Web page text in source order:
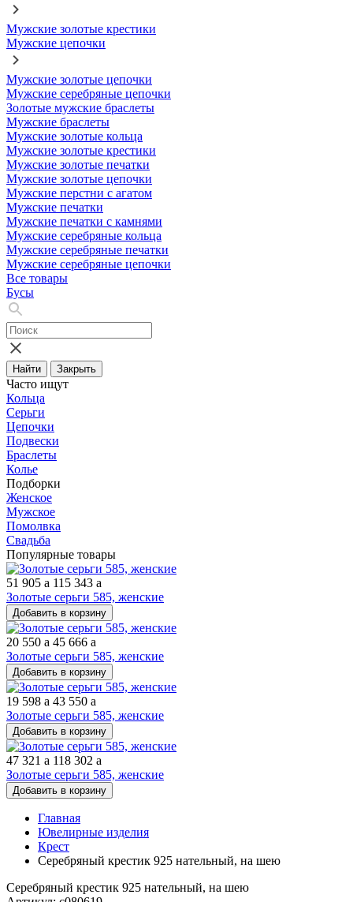
Мужские золотые крестики
Мужские цепочки
Мужские золотые цепочки
Мужские серебряные цепочки
Золотые мужские браслеты
Мужские браслеты
Мужские золотые кольца
Мужские золотые крестики
Мужские золотые печатки
Мужские золотые цепочки
Мужские перстни с агатом
Мужские печатки
Мужские печатки с камнями
Мужские серебряные кольца
Мужские серебряные печатки
Мужские серебряные цепочки
Все товары
Бусы
Найти Закрыть
Часто ищут
Кольца
Серьги
Цепочки
Подвески
Браслеты
Колье
Подборки
Женское
Мужское
Помолвка
Свадьба
Популярные товары
51 905 a 115 343 a
Золотые серьги 585, женские
Добавить в корзину
20 550 a 45 666 a
Золотые серьги 585, женские
Добавить в корзину
19 598 a 43 550 a
Золотые серьги 585, женские
Добавить в корзину
47 321 a 118 302 a
Золотые серьги 585, женские
Добавить в корзину
Главная
Ювелирные изделия
Крест
Серебряный крестик 925 нательный, на шею
Серебряный крестик 925 нательный, на шею